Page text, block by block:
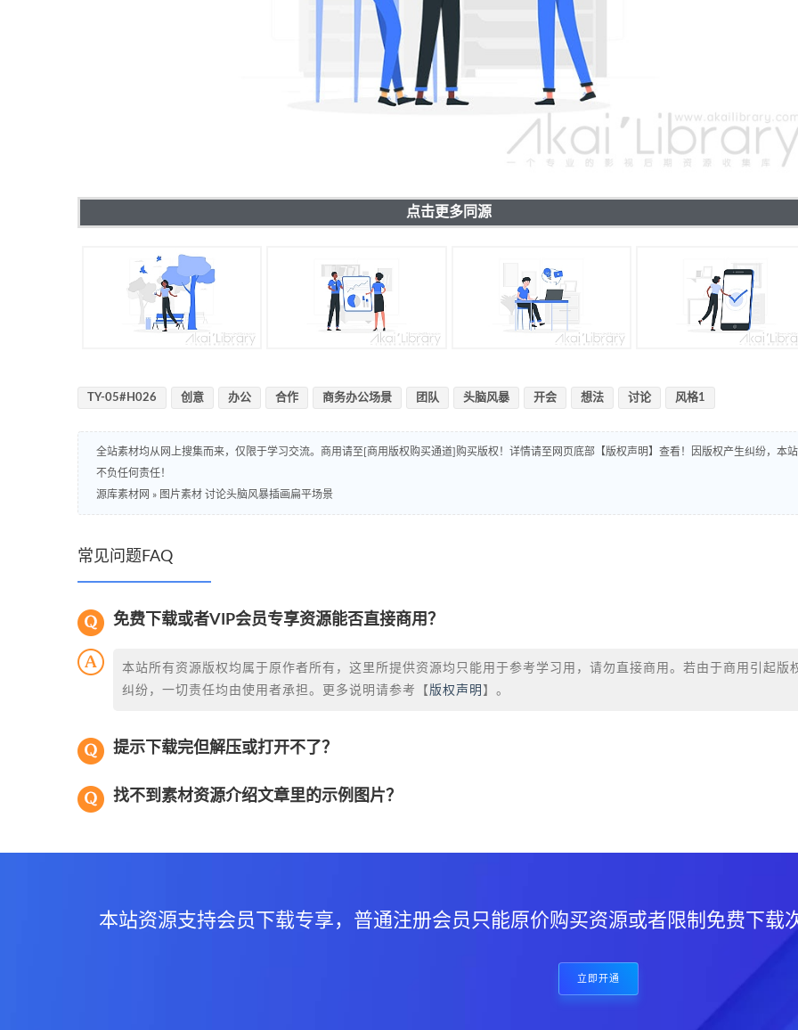
点击更多同源
TY-05#H026 创意 办公 合作 商务办公场景 团队 头脑风暴 开会 想法 讨论 风格1
全站素材均从网上搜集而来，仅限于学习交流。商用请至[商用版权购买通道]购买版权！详情请至网页底部【版权声明】查看！因版权产生纠纷，本站
不负任何责任！
源库素材网 » 图片素材 讨论头脑风暴插画扁平场景
常见问题FAQ
免费下载或者VIP会员专享资源能否直接商用？
本站所有资源版权均属于原作者所有，这里所提供资源均只能用于参考学习用，请勿直接商用。若由于商用引起版
纠纷，一切责任均由使用者承担。更多说明请参考【 版权声明 】。
提示下载完但解压或打开不了？
找不到素材资源介绍文章里的示例图片？
本站资源支持会员下载专享，普通注册会员只能原价购买资源或者限制免费下载
立即开通